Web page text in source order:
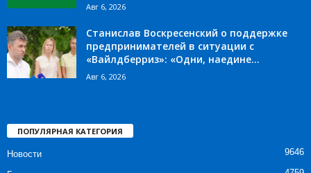
Авг 6, 2026
Станислав Воскресенский о поддержке
предпринимателей в ситуации с
«Вайлдберриз»: «Одни, наедине...
Авг 6, 2026
ПОПУЛЯРНАЯ КАТЕГОРИЯ
Новости 9646